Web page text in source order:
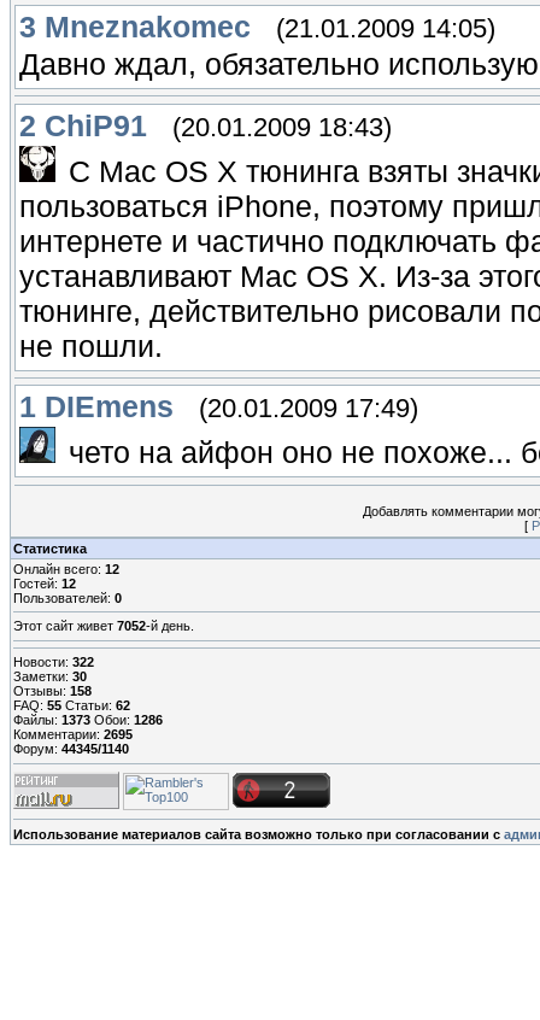
3 Mneznakomec (21.01.2009 14:05)
Давно ждал, обязательно
2 ChiP91 (20.01.2009 18:43)
С Mac OS X тюнинга взяты
пользоваться iPhone, поэтому
интернете и частично подключать
устанавливают Mac OS X. Из-за
тюнинге, действительно рисовали
не пошли.
1 DIEmens (20.01.2009 17:49)
чето на айфон оно не похоже...
Добавлять комментарии
[
Статистика
Онлайн всего: 12
Гостей: 12
Пользователей: 0
Этот сайт живет 7052-й день.
Новости: 322
Заметки: 30
Отзывы: 158
FAQ: 55 Статьи: 62
Файлы: 1373 Обои: 1286
Комментарии: 2695
Форум: 44345/1140
Использование материалов сайта возможно только при согласовании с